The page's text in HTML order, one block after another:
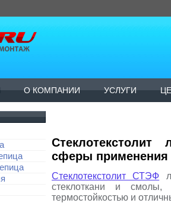
О КОМПАНИИ УСЛУГИ
сферы применения
Стеклотекстолит СТЭФ
стеклоткани и смолы,
термостойкостью и